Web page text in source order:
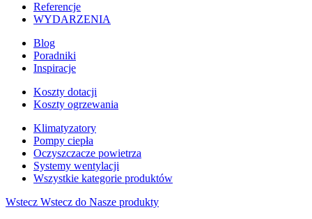
Referencje
WYDARZENIA
Blog
Poradniki
Inspiracje
Koszty dotacji
Koszty ogrzewania
Klimatyzatory
Pompy ciepła
Oczyszczacze powietrza
Systemy wentylacji
Wszystkie kategorie produktów
Wstecz Wstecz do Nasze produkty